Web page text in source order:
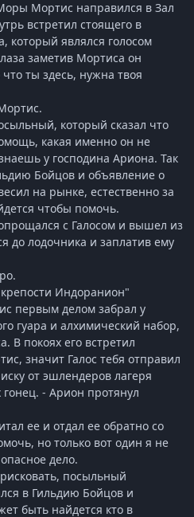
Мортис направился в Зал
встретил стоящего в
который являлся голосом
заметив Мортиса он
ты здесь, нужна твоя
который сказал что
какая именно он не
у господина Ариона. Так
Бойцов и объявление о
на рынке, естественно за
чтобы помочь.
с Галосом и вышел из
до лодочника и заплатив ему
Индоранион"
первым делом забрал у
гуара и алхимический набор,
В покоях его встретил
значит Галос тебя отправил
от эшлендеров лагеря
- Арион протянул
ее и отдал ее обратно со
но только вот один я не
дело.
посыльный
в Гильдию Бойцов и
быть найдется кто в